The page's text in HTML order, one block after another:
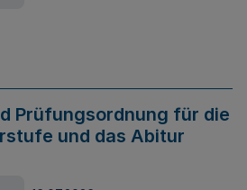
Prüfungsordnung für die
und das Abitur